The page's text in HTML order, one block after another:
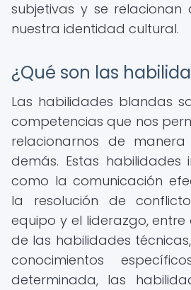
subjetivas y se relacionan
nuestra identidad cultural.
¿Qué son las
Las habilidades blandas
competencias que nos
relacionarnos de
demás. Estas habilidades
como la comunicación
la resolución de
equipo y el liderazgo, entre
de las habilidades
conocimientos
determinada, las